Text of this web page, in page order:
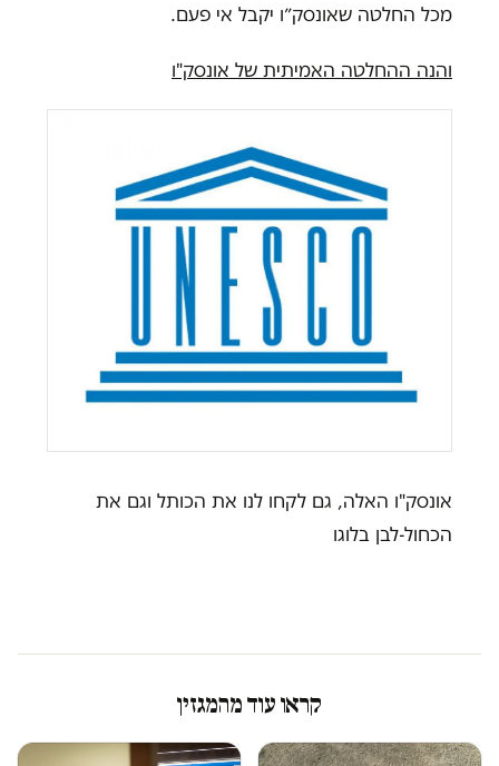
מכל החלטה שאונסק״ו יקבל אי פעם.
והנה ההחלטה האמיתית של אונסק"ו
אונסק"ו האלה, גם לקחו לנו את הכותל וגם את
הכחול-לבן בלוגו
קראו עוד מהמגזין